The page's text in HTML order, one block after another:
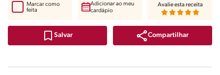
Salvar Compartilhar
Marcar como
feita
Adicionar ao meu
cardápio
Avalie esta receita